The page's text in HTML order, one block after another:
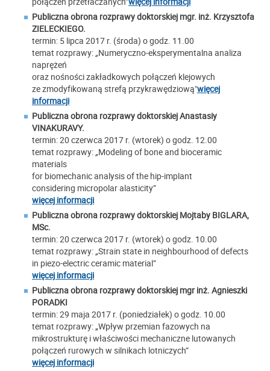
Publiczna obrona rozprawy doktorskiej mgr. inż. Krzysztofa
ZIELECKIEGO.
termin: 5 lipca 2017 r. (środa) o godz. 11.00
temat rozprawy: „Numeryczno-eksperymentalna analiza
naprężeń
oraz nośności zakładkowych połączeń klejowych
ze zmodyfikowaną strefą przykrawędziową"więcej
informacji
Publiczna obrona rozprawy doktorskiejAnastasiy
VINAKURAVY.
termin: 20 czerwca 2017 r. (wtorek) o godz. 12.00
temat rozprawy: „Modeling of bone and bioceramic
materials
for biomechanic analysis of the hip-implant
considering micropolar alasticity”
więcej informacji
Publiczna obrona rozprawy doktorskiej Mojtaby BIGLARA,
MSc.
termin: 20 czerwca 2017 r. (wtorek) o godz. 10.00
temat rozprawy: „Strain state in neighbourhood of defects
in piezo-electric ceramic material”
więcej informacji
Publiczna obrona rozprawy doktorskiej mgr inż. Agnieszki
PORADKI
termin: 29 maja 2017 r. (poniedziałek) o godz. 10.00
temat rozprawy: „Wpływ przemian fazowych na
mikrostrukturę i właściwości mechaniczne lutowanych
połączeń rurowych w silnikach lotniczych”
więcej informacji